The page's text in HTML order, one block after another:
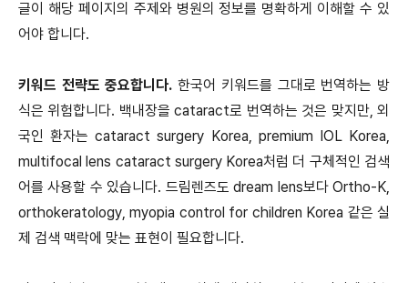
글이 해당 페이지의 주제와 병원의 정보를 명확하게 이해할 수 있
어야 합니다.
키워드 전략도 중요합니다.한국어 키워드를 그대로 번역하는 방
식은 위험합니다. 백내장을 cataract로 번역하는 것은 맞지만, 외
국인 환자는 cataract surgery Korea, premium IOL Korea,
multifocal lens cataract surgery Korea처럼 더 구체적인 검색
어를 사용할 수 있습니다. 드림렌즈도 dream lens보다 Ortho-K,
orthokeratology, myopia control for children Korea 같은 실
제 검색 맥락에 맞는 표현이 필요합니다.